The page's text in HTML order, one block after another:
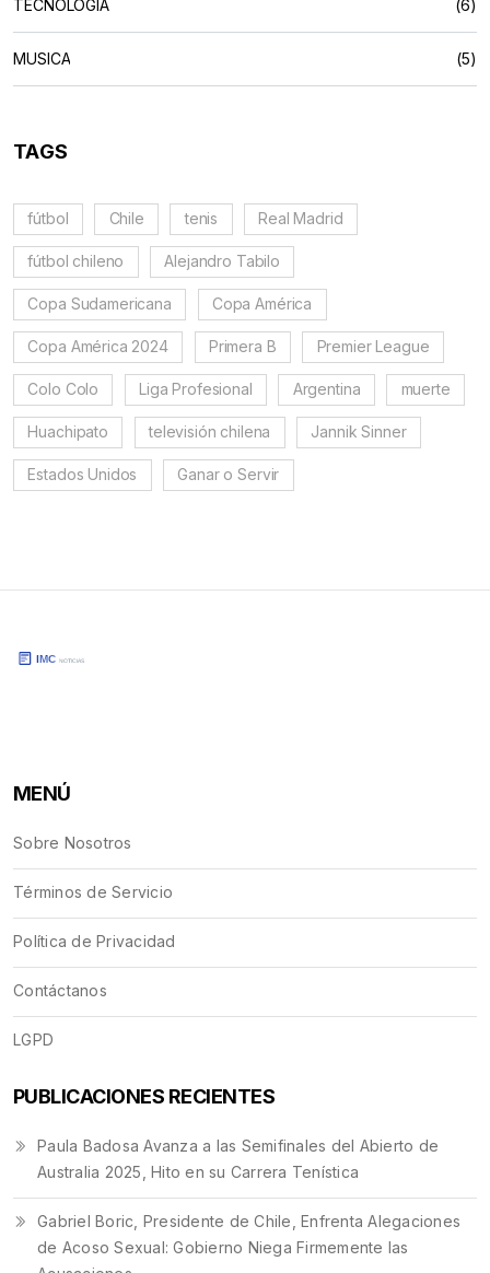
TECNOLOGIA (6)
MUSICA (5)
TAGS
fútbol Chile tenis Real Madrid
fútbol chileno Alejandro Tabilo
Copa Sudamericana Copa América
Copa América 2024 Primera B Premier League
Colo Colo Liga Profesional Argentina muerte
Huachipato televisión chilena Jannik Sinner
Estados Unidos Ganar o Servir
MENÚ
Sobre Nosotros
Términos de Servicio
Política de Privacidad
Contáctanos
LGPD
PUBLICACIONES RECIENTES
Paula Badosa Avanza a las Semifinales del Abierto de
Australia 2025, Hito en su Carrera Tenística
Gabriel Boric, Presidente de Chile, Enfrenta Alegaciones
de Acoso Sexual: Gobierno Niega Firmemente las